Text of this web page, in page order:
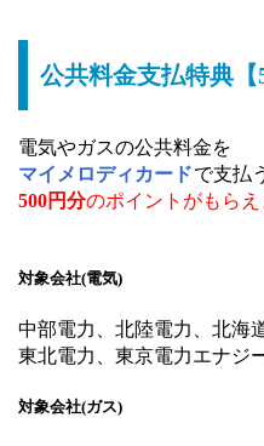
公共料金支払特典【
電気やガスの公共料金を
マイメロディカードで支払
500円分のポイントがもらえ
対象会社(電気)
中部電力、北陸電力、北海
東北電力、東京電力エナジ
対象会社(ガス)